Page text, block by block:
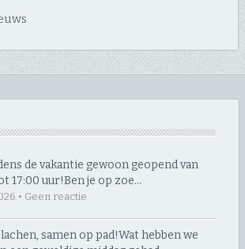
de vakantie gewoon geopend van
17:00 uur! ​Ben je op zoe…
• Geen reactie
samen op pad! ​Wat hebben we